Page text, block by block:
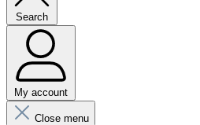
Search
My account
Close menu